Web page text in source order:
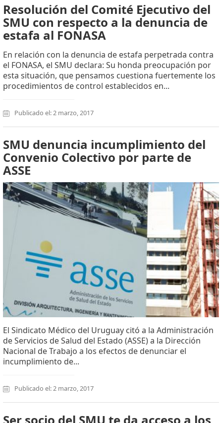
Resolución del Comité Ejecutivo del
SMU con respecto a la denuncia de
estafa al FONASA
En relación con la denuncia de estafa perpetrada contra
el FONASA, el SMU declara: Su honda preocupación por
esta situación, que pensamos cuestiona fuertemente los
procedimientos de control establecidos en...
Publicado el: 2 marzo, 2017
SMU denuncia incumplimiento del
Convenio Colectivo por parte de
ASSE
El Sindicato Médico del Uruguay citó a la Administración
de Servicios de Salud del Estado (ASSE) a la Dirección
Nacional de Trabajo a los efectos de denunciar el
incumplimiento de...
Publicado el: 2 marzo, 2017